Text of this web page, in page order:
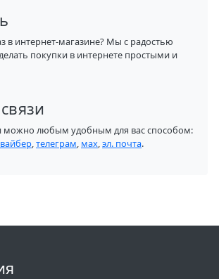
в интернет-магазине? Мы с радостью
покупки в интернете простыми и
можно любым удобным для вас способом:
вайбер,телеграм, мах,эл. почта.